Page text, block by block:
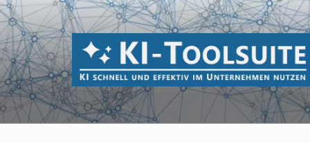
Zum
Inhalt
springen
KI-
KI schnell und effektiv im Unternehmen